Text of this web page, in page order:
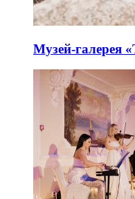
Музей-галерея